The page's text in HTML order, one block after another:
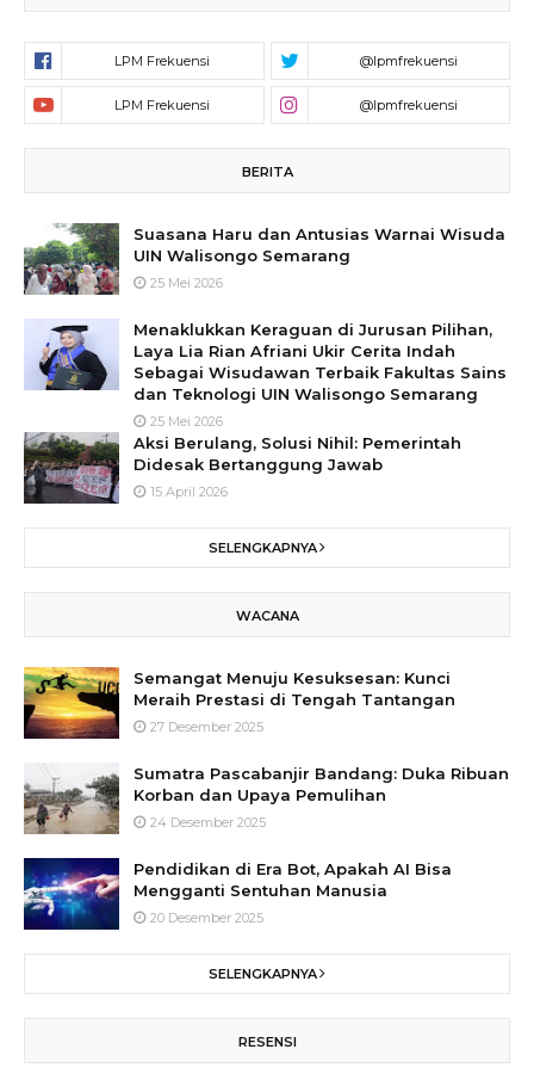
BERITA
Suasana Haru dan Antusias Warnai Wisuda
UIN Walisongo Semarang
25 Mei 2026
Menaklukkan Keraguan di Jurusan Pilihan,
Laya Lia Rian Afriani Ukir Cerita Indah
Sebagai Wisudawan Terbaik Fakultas Sains
dan Teknologi UIN Walisongo Semarang
25 Mei 2026
Aksi Berulang, Solusi Nihil: Pemerintah
Didesak Bertanggung Jawab
15 April 2026
SELENGKAPNYA
WACANA
Semangat Menuju Kesuksesan: Kunci
Meraih Prestasi di Tengah Tantangan
27 Desember 2025
Sumatra Pascabanjir Bandang: Duka Ribuan
Korban dan Upaya Pemulihan
24 Desember 2025
Pendidikan di Era Bot, Apakah AI Bisa
Mengganti Sentuhan Manusia
20 Desember 2025
SELENGKAPNYA
RESENSI